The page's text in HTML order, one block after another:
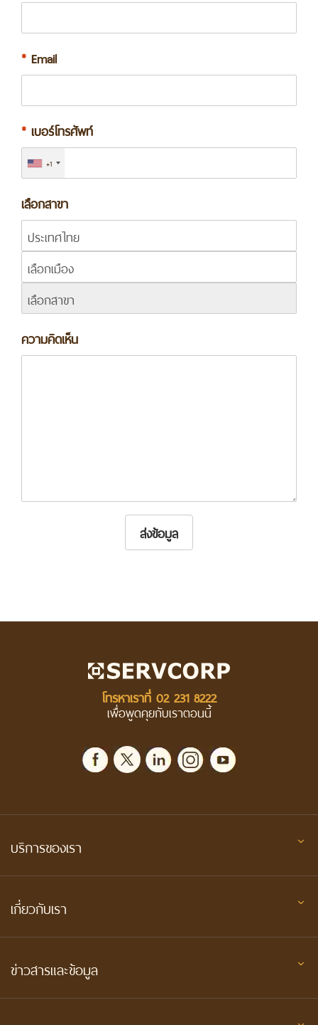
* Email
* เบอร์โทรศัพท์
+1
เลือกสาขา
ความคิดเห็น
ส่งข้อมูล
โทรหาเราที่ 02 231 8222
เพื่อพูดคุยกับเราตอนนี้
บริการของเรา
เกี่ยวกับเรา
ข่าวสารและข้อมูล